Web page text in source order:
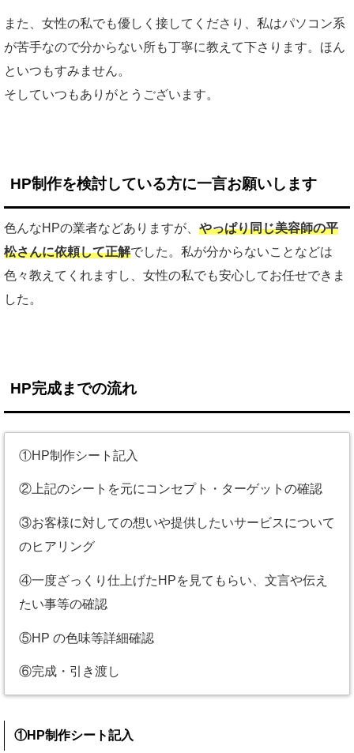
また、女性の私でも優しく接してくださり、私はパソコン系
が苦手なので分からない所も丁寧に教えて下さります。ほん
といつもすみません。
そしていつもありがとうございます。
HP制作を検討している方に一言お願いします
色んなHPの業者などありますが、 やっぱり同じ美容師の平
松さんに依頼して正解でした。私が分からないことなどは
色々教えてくれますし、女性の私でも安心してお任せできま
した。
HP完成までの流れ
①HP制作シート記入
②上記のシートを元にコンセプト・ターゲットの確認
③お客様に対しての想いや提供したいサービスについて
のヒアリング
④一度ざっくり仕上げたHPを見てもらい、文言や伝え
たい事等の確認
⑤HP の色味等詳細確認
⑥完成・引き渡し
①HP制作シート記入